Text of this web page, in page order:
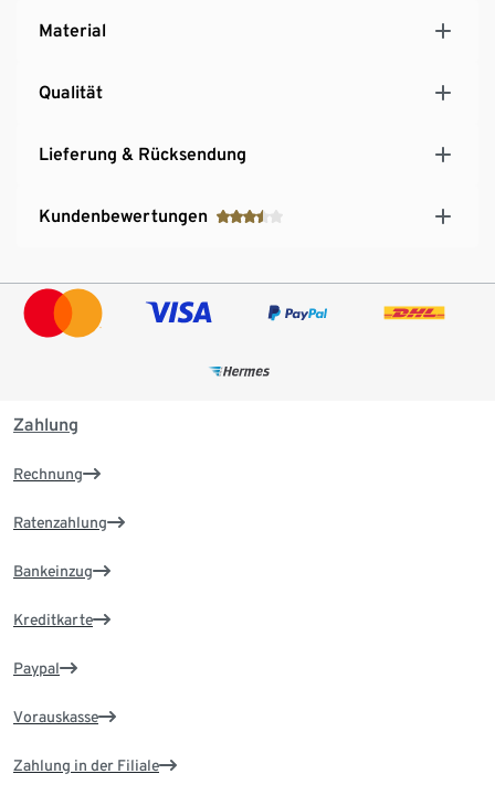
Material
Qualität
Lieferung & Rücksendung
Kundenbewertungen
Zahlung
Rechnung
Ratenzahlung
Bankeinzug
Kreditkarte
Paypal
Vorauskasse
Zahlung in der Filiale